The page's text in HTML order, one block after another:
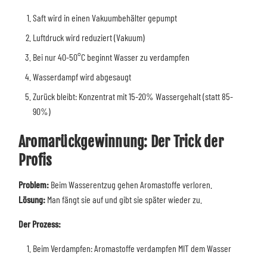
Saft wird in einen Vakuumbehälter gepumpt
Luftdruck wird reduziert (Vakuum)
Bei nur 40-50°C beginnt Wasser zu verdampfen
Wasserdampf wird abgesaugt
Zurück bleibt: Konzentrat mit 15-20% Wassergehalt (statt 85-
90%)
Aromarückgewinnung: Der Trick der
Profis
Problem: Beim Wasserentzug gehen Aromastoffe verloren.
Lösung: Man fängt sie auf und gibt sie später wieder zu.
Der Prozess:
Beim Verdampfen: Aromastoffe verdampfen MIT dem Wasser